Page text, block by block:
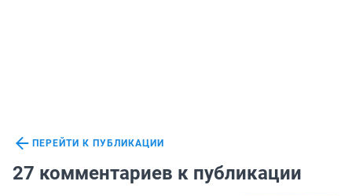
ПЕРЕЙТИ К ПУБЛИКАЦИИ
27 комментариев к публикации